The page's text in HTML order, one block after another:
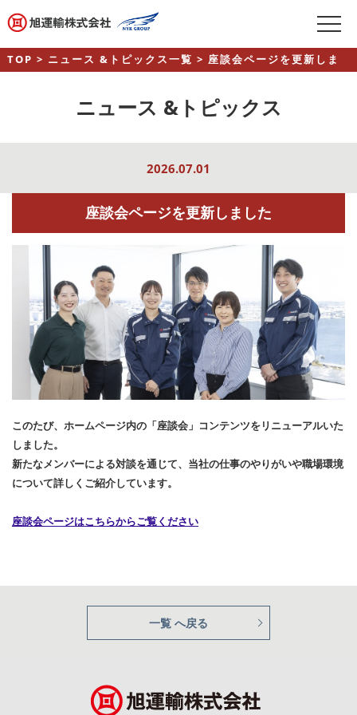
TOP > ニュース &トピックス一覧 > 座談会ページを更新しま
した
ニュース &トピックス
2026.07.01
座談会ページを更新しました
このたび、ホームページ内の「座談会」コンテンツをリニューアルいた
しました。
新たなメンバーによる対談を通じて、当社の仕事のやりがいや職場環境
について詳しくご紹介しています。
座談会ページはこちらからご覧ください
一覧 へ戻る